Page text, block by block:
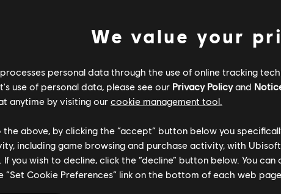
We value your
personal data through the use of online tracking
use of personal data, please see our Privacy Policyand
anytime by visiting our cookie management tool.
above, by clicking the “accept” button below you
including game browsing and purchase activity, with
you wish to decline, click the “decline” button below. You
“Set Cookie Preferences” link on the bottom of each web